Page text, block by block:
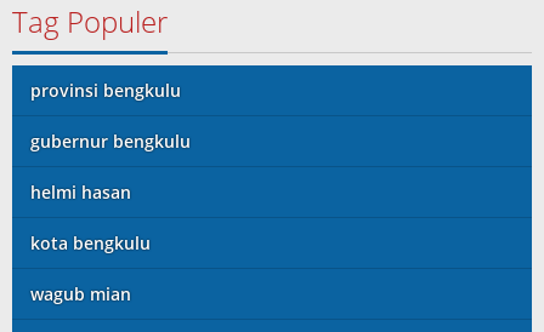
Tag Populer
provinsi bengkulu
gubernur bengkulu
helmi hasan
kota bengkulu
wagub mian